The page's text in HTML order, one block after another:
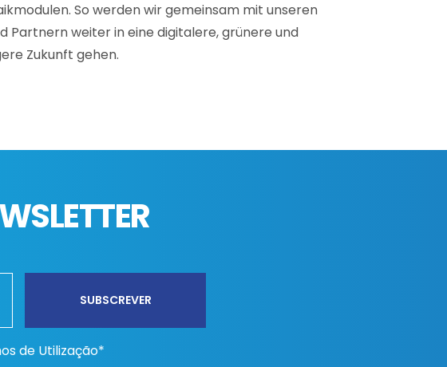
So werden wir gemeinsam mit unseren
Partnern weiter in eine digitalere, grünere und
Zukunft gehen.
de Utilização*